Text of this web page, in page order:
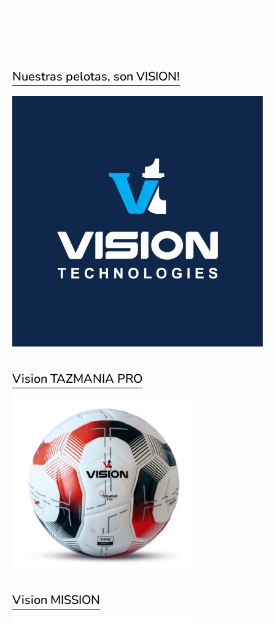
Nuestras pelotas, son VISION!
Vision TAZMANIA PRO
Vision MISSION